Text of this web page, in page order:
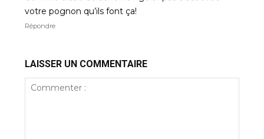
votre pognon qu’ils font ça!
Répondre
LAISSER UN COMMENTAIRE